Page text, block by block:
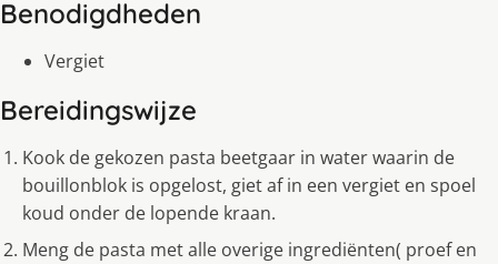
Benodigdheden
Vergiet
Bereidingswijze
Kook de gekozen pasta beetgaar in water waarin de
bouillonblok is opgelost, giet af in een vergiet en spoel
koud onder de lopende kraan.
Meng de pasta met alle overige ingrediënten( proef en